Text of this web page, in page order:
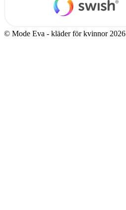
© Mode Eva - kläder för kvinnor 2026